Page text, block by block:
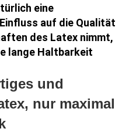
eine
auf die Qualität
des Latex nimmt,
lange Haltbarkeit
und
nur maximal